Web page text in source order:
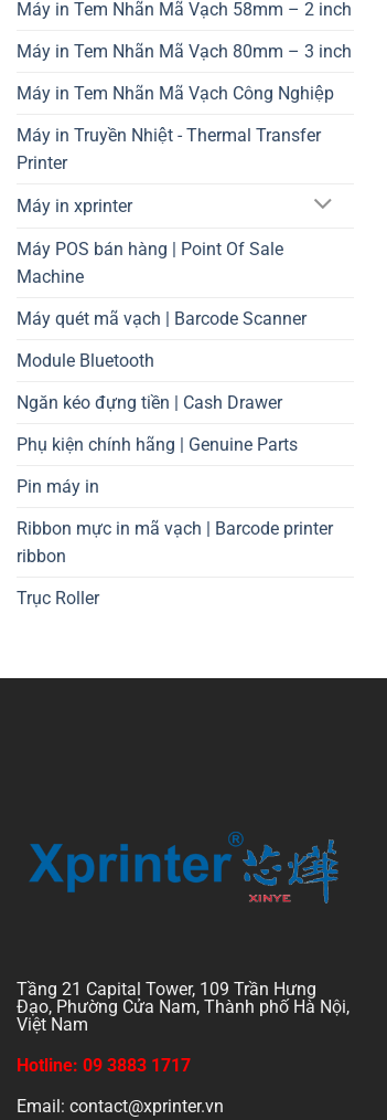
Máy in Tem Nhãn Mã Vạch 58mm – 2 inch
Máy in Tem Nhãn Mã Vạch 80mm – 3 inch
Máy in Tem Nhãn Mã Vạch Công Nghiệp
Máy in Truyền Nhiệt - Thermal Transfer
Printer
Máy in xprinter
Máy POS bán hàng | Point Of Sale
Machine
Máy quét mã vạch | Barcode Scanner
Module Bluetooth
Ngăn kéo đựng tiền | Cash Drawer
Phụ kiện chính hãng | Genuine Parts
Pin máy in
Ribbon mực in mã vạch | Barcode printer
ribbon
Trục Roller
Tầng 21 Capital Tower, 109 Trần Hưng
Đạo, Phường Cửa Nam, Thành phố Hà Nội,
Việt Nam
Hotline: 09 3883 1717
Email: contact@xprinter.vn